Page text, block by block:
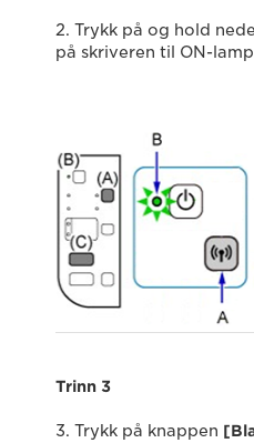
2. Trykk på og hold
på skriveren til ON-
Trinn 3
3. Trykk på knappen